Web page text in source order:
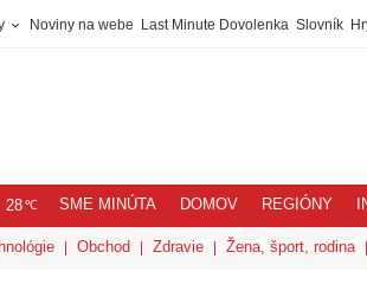
Noviny na webe Last Minute Dovolenka Slovník
28℃ SME MINÚTA DOMOV REGIÓNY
Obchod Zdravie Žena, šport, rodina